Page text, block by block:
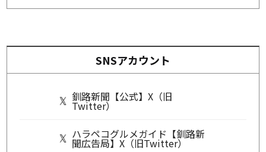
SNSアカウント
釧路新聞【公式】X（旧
Twitter）
ハラペコグルメガイド【釧路新
聞広告局】X（旧Twitter）